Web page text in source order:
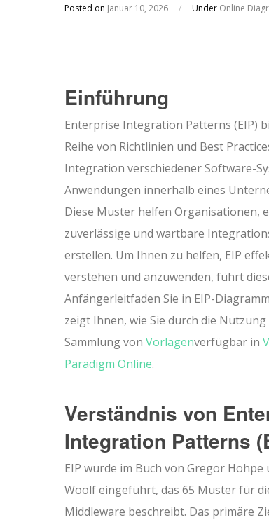
Posted on Januar 10, 2026 / Under Online
Einführung
Enterprise Integration Patterns (EIP)
Reihe von Richtlinien und Best
Integration verschiedener Software-
Anwendungen innerhalb eines
Diese Muster helfen Organisationen,
zuverlässige und wartbare
erstellen. Um Ihnen zu helfen, EIP
verstehen und anzuwenden, führt
Anfängerleitfaden Sie in EIP-
zeigt Ihnen, wie Sie durch die
Sammlung von Vorlagenverfügbar in
Paradigm Online.
Verständnis von
Integration Patterns
EIP wurde im Buch von Gregor Hohpe
Woolf eingeführt, das 65 Muster für
Middleware beschreibt. Das primäre